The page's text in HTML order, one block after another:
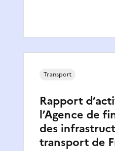
Rapport
l’Agence de
des
transport de
Transport